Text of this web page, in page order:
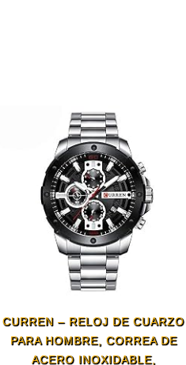
CURREN – RELOJ DE CUARZO
PARA HOMBRE, CORREA DE
ACERO INOXIDABLE,